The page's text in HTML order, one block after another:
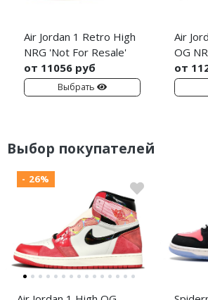
Air Jordan 1 Retro High
NRG 'Not For Resale'
от 11056 руб
Выбрать
Air
OG
от
Выбор покупателей
- 26%